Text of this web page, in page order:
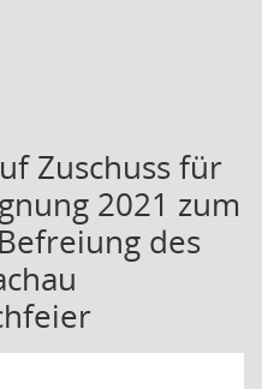
Zuschuss für
2021 zum
des